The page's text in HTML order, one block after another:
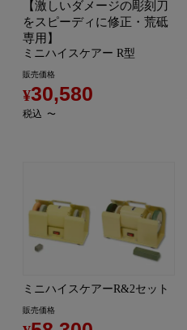
【激しいダメージの彫刻刀
をスピーディに修正・荒砥
専用】
ミニハイスケアー R型
販売価格
¥30,580
税込 〜
ミニハイスケアーR&2セット
販売価格